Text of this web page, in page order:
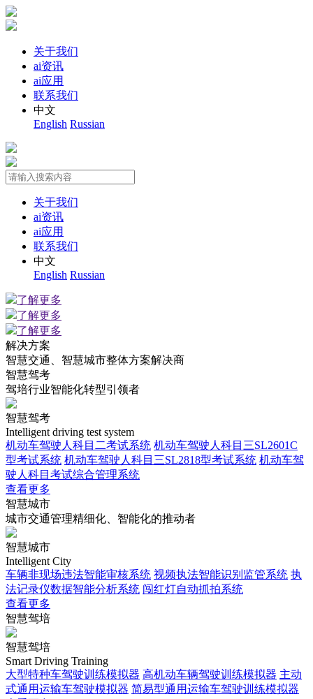
关于我们
ai资讯
ai应用
联系我们
中文
English Russian
关于我们
ai资讯
ai应用
联系我们
中文
English Russian
了解更多
了解更多
了解更多
解决方案
智慧交通、智慧城市整体方案解决商
智慧驾考
驾培行业智能化转型引领者
智慧驾考
Intelligent driving test system
机动车驾驶人科目二考试系统 机动车驾驶人科目三SL2601C
型考试系统 机动车驾驶人科目三SL2818型考试系统 机动车驾
驶人科目考试综合管理系统
查看更多
智慧城市
城市交通管理精细化、智能化的推动者
智慧城市
Intelligent City
车辆非现场违法智能审核系统 视频执法智能识别监管系统 执
法记录仪数据智能分析系统 闯红灯自动抓拍系统
查看更多
智慧驾培
智慧驾培
Smart Driving Training
大型特种车驾驶训练模拟器 高机动车辆驾驶训练模拟器 主动
式通用运输车驾驶模拟器 简易型通用运输车驾驶训练模拟器